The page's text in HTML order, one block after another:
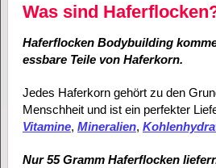
Was sind
Haferflocken Bodybuilding
essbare Teile von Haferkorn.
Jedes Haferkorn gehört zu den
Menschheit und ist ein perfekter
Vitamine, Mineralien,
Nur 55 Gramm Haferflocken